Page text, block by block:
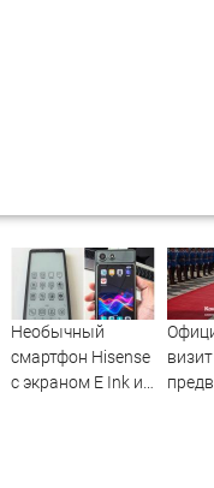
Необычный
смартфон Hisense
с экраном E Ink и
визит